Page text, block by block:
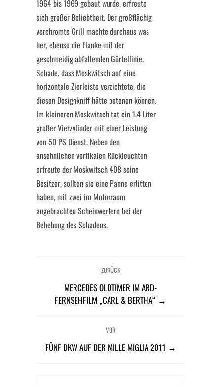
1964 bis 1969 gebaut wurde, erfreute
sich großer Beliebtheit. Der großflächig
verchromte Grill machte durchaus was
her, ebenso die Flanke mit der
geschmeidig abfallenden Gürtellinie.
Schade, dass Moskwitsch auf eine
horizontale Zierleiste verzichtete, die
diesen Designkniff hätte betonen können.
Im kleineren Moskwitsch tat ein 1,4 Liter
großer Vierzylinder mit einer Leistung
von 50 PS Dienst. Neben den
ansehnlichen vertikalen Rückleuchten
erfreute der Moskwitsch 408 seine
Besitzer, sollten sie eine Panne erlitten
haben, mit zwei im Motorraum
angebrachten Scheinwerfern bei der
Behebung des Schadens.
ZURÜCK
MERCEDES OLDTIMER IM ARD-
FERNSEHFILM „CARL & BERTHA“ →
VOR
FÜNF DKW AUF DER MILLE MIGLIA 2011 →